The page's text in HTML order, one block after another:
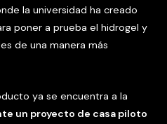
la universidad ha creado
poner a prueba el hidrogel y
de una manera más
ya se encuentra a la
un proyecto de casa piloto